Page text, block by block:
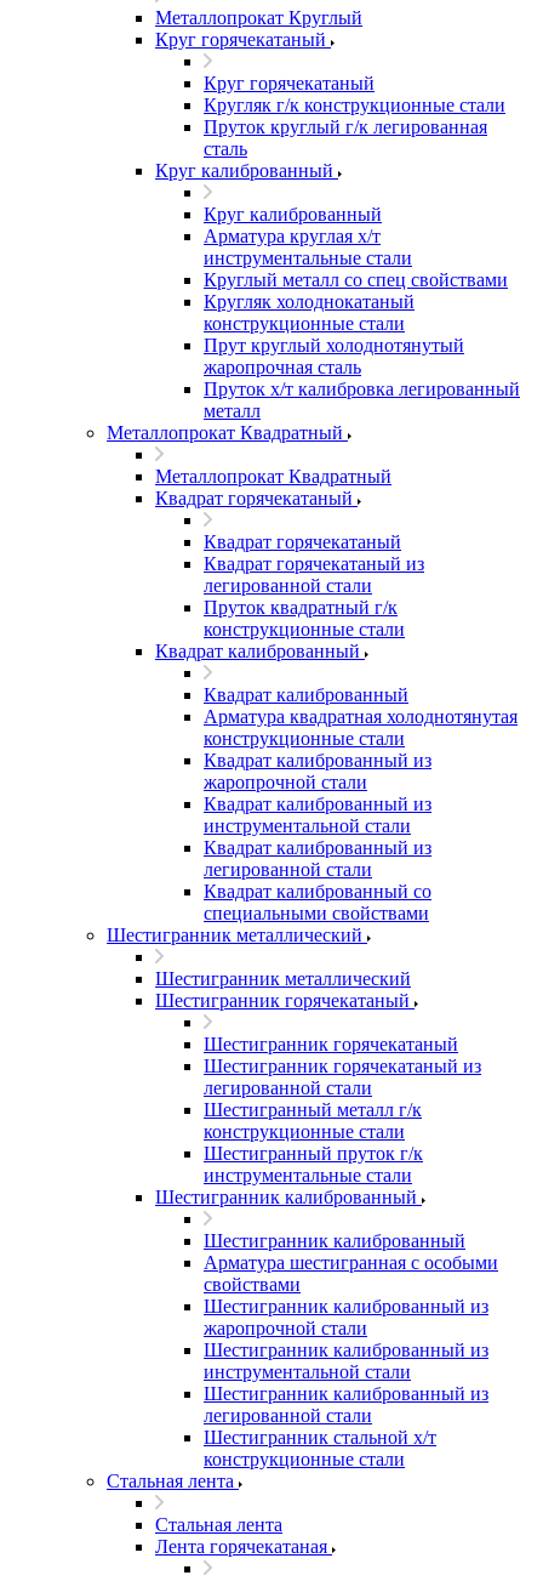
Металлопрокат Круглый
Круг горячекатаный
Круг горячекатаный
Кругляк г/к конструкционные стали
Пруток круглый г/к легированная
сталь
Круг калиброванный
Круг калиброванный
Арматура круглая х/т
инструментальные стали
Круглый металл со спец свойствами
Кругляк холоднокатаный
конструкционные стали
Прут круглый холоднотянутый
жаропрочная сталь
Пруток х/т калибровка легированный
металл
Металлопрокат Квадратный
Металлопрокат Квадратный
Квадрат горячекатаный
Квадрат горячекатаный
Квадрат горячекатаный из
легированной стали
Пруток квадратный г/к
конструкционные стали
Квадрат калиброванный
Квадрат калиброванный
Арматура квадратная холоднотянутая
конструкционные стали
Квадрат калиброванный из
жаропрочной стали
Квадрат калиброванный из
инструментальной стали
Квадрат калиброванный из
легированной стали
Квадрат калиброванный со
специальными свойствами
Шестигранник металлический
Шестигранник металлический
Шестигранник горячекатаный
Шестигранник горячекатаный
Шестигранник горячекатаный из
легированной стали
Шестигранный металл г/к
конструкционные стали
Шестигранный пруток г/к
инструментальные стали
Шестигранник калиброванный
Шестигранник калиброванный
Арматура шестигранная с особыми
свойствами
Шестигранник калиброванный из
жаропрочной стали
Шестигранник калиброванный из
инструментальной стали
Шестигранник калиброванный из
легированной стали
Шестигранник стальной х/т
конструкционные стали
Стальная лента
Стальная лента
Лента горячекатаная